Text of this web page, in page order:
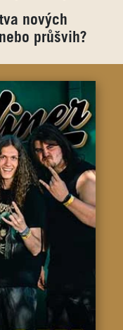
nových
průšvih?